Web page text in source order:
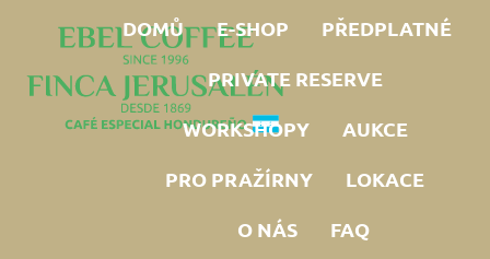
DOMŮ E-SHOP
PŘEDPLATNÉ
PRIVATE RESERVE
WORKSHOPY
AUKCE
PRO PRAŽÍRNY
LOKACE
O NÁS
FAQ